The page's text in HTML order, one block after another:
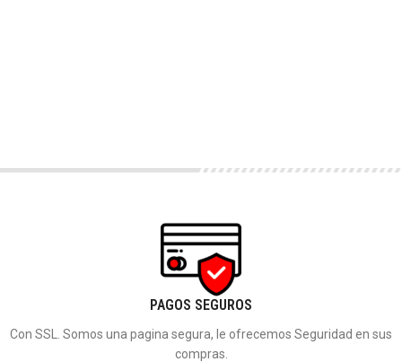
PAGOS SEGUROS
Con SSL. Somos una pagina segura, le ofrecemos Seguridad en sus
compras.